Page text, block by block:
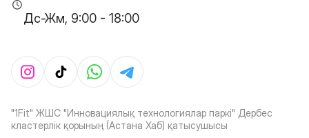
Дс-Жм, 9:00 - 18:00
"1Fit" ЖШС "Инновациялық технологиялар паркі" Дербес
кластерлік қорының (Астана Хаб) қатысушысы